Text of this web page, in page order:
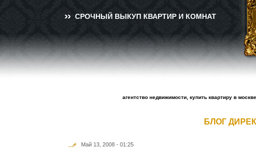
СРОЧНЫЙ ВЫКУП КВАРТИР И КОМНАТ
агентство недвижимости, купить квартиру в
БЛОГ
Май 13, 2008 - 01:25